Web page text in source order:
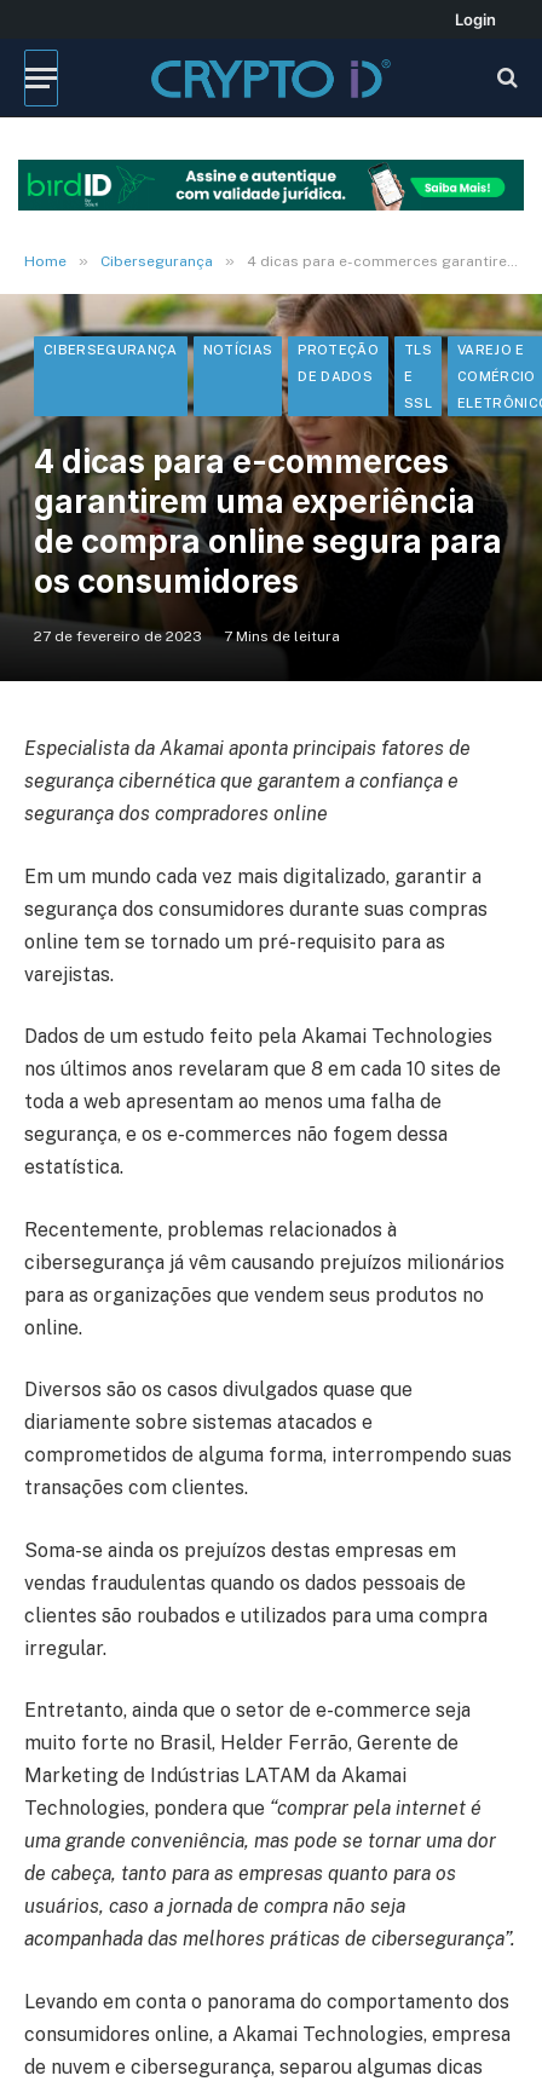
Login
Home » Cibersegurança » 4 dicas para e-commerces garantirem uma experiência de compra online segura para os consumidores
CIBERSEGURANÇA NOTÍCIAS
PROTEÇÃO
DE DADOS
TLS
E
SSL
VAREJO E
COMÉRCIO
4 dicas para e-commerces
garantirem uma experiência
de compra online segura para
os consumidores
27 de fevereiro de 2023 7 Mins de leitura
Especialista da Akamai aponta principais fatores de
segurança cibernética que garantem a confiança e
segurança dos compradores online
Em um mundo cada vez mais digitalizado, garantir a
segurança dos consumidores durante suas compras
online tem se tornado um pré-requisito para as
varejistas.
Dados de um estudo feito pela Akamai Technologies
nos últimos anos revelaram que 8 em cada 10 sites de
toda a web apresentam ao menos uma falha de
segurança, e os e-commerces não fogem dessa
estatística.
Recentemente, problemas relacionados à
cibersegurança já vêm causando prejuízos milionários
para as organizações que vendem seus produtos no
online.
Diversos são os casos divulgados quase que
diariamente sobre sistemas atacados e
comprometidos de alguma forma, interrompendo suas
transações com clientes.
Soma-se ainda os prejuízos destas empresas em
vendas fraudulentas quando os dados pessoais de
clientes são roubados e utilizados para uma compra
irregular.
Entretanto, ainda que o setor de e-commerce seja
muito forte no Brasil, Helder Ferrão, Gerente de
Marketing de Indústrias LATAM da Akamai
Technologies, pondera que “comprar pela internet é
uma grande conveniência, mas pode se tornar uma dor
de cabeça, tanto para as empresas quanto para os
usuários, caso a jornada de compra não seja
acompanhada das melhores práticas de cibersegurança”.
Levando em conta o panorama do comportamento dos
consumidores online, a Akamai Technologies, empresa
de nuvem e cibersegurança, separou algumas dicas